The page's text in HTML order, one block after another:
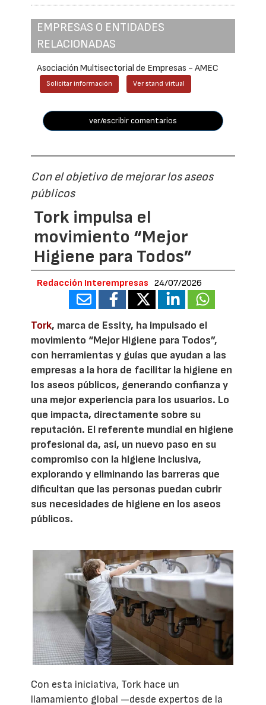
EMPRESAS O ENTIDADES
RELACIONADAS
Asociación Multisectorial de Empresas - AMEC
Solicitar información Ver stand virtual
ver/escribir comentarios
Con el objetivo de mejorar los aseos
públicos
Tork impulsa el
movimiento “Mejor
Higiene para Todos”
Redacción Interempresas 24/07/2026
Tork, marca de Essity, ha impulsado el
movimiento “Mejor Higiene para Todos”,
con herramientas y guías que ayudan a las
empresas a la hora de facilitar la higiene en
los aseos públicos, generando confianza y
una mejor experiencia para los usuarios. Lo
que impacta, directamente sobre su
reputación. El referente mundial en higiene
profesional da, así, un nuevo paso en su
compromiso con la higiene inclusiva,
explorando y eliminando las barreras que
dificultan que las personas puedan cubrir
sus necesidades de higiene en los aseos
públicos.
Con esta iniciativa, Tork hace un
llamamiento global —desde expertos de la